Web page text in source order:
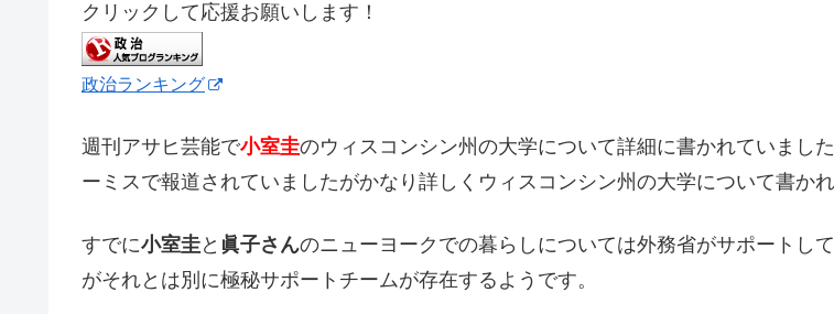
クリックして応援お願いします！
政治ランキング
週刊アサヒ芸能で小室圭のウィスコンシン州の大学について詳細に書かれていまし
ーミスで報道されていましたがかなり詳しくウィスコンシン州の大学について書かれ
すでに小室圭と 眞子さんのニューヨークでの暮らしについては外務省がサポートし
がそれとは別に極秘サポートチームが存在するようです。